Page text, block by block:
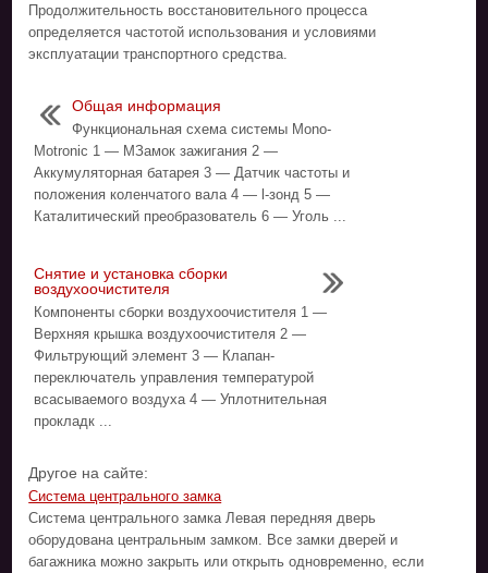
Продолжительность восстановительного процесса
определяется частотой использования и условиями
эксплуатации транспортного средства.
Общая информация
Функциональная схема системы Mono-
Motronic 1 — МЗамок зажигания 2 —
Аккумуляторная батарея 3 — Датчик частоты и
положения коленчатого вала 4 — l-зонд 5 —
Каталитический преобразователь 6 — Уголь ...
Снятие и установка сборки
воздухоочистителя
Компоненты сборки воздухоочистителя 1 —
Верхняя крышка воздухоочистителя 2 —
Фильтрующий элемент 3 — Клапан-
переключатель управления температурой
всасываемого воздуха 4 — Уплотнительная
прокладк ...
Другое на сайте:
Система центрального замка
Система центрального замка Левая передняя дверь
оборудована центральным замком. Все замки дверей и
багажника можно закрыть или открыть одновременно, если